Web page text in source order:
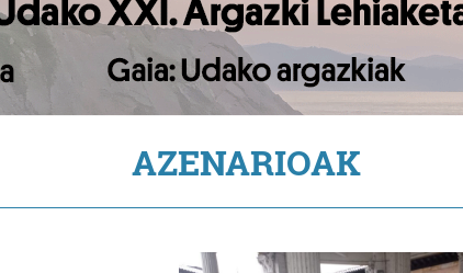
AZENARIOAK